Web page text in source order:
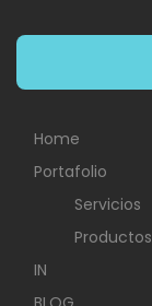
Home
Portafolio
Servicios
Productos
IN